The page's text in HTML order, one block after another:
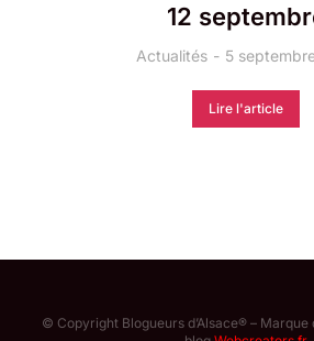
12
Actualités 5
Lire l'article
© Copyright Blogueurs d’Alsace® – Marque